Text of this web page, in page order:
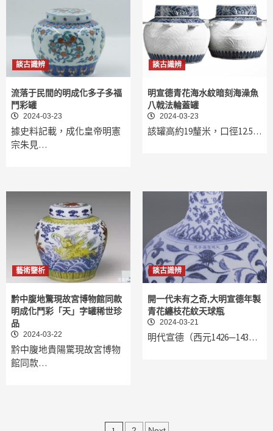
談古識辨
流落于民間的明成化多子多福
鬥彩罐
2024-03-23
據史料記載，成化皇帝明憲
宗朱見…
談古識辨
明宣德青花海水紋暗刻海澡魚
八戟法輪蓋罐
2024-03-23
該罐高約19釐米，口徑12.5…
藝術鑒析
黔中腹地驚現故宮博物館同款
明成化鬥彩「天」字罐稀世珍
品
2024-03-22
黔中腹地貴陽驚現故宮博物
館同款…
談古識辨
開一代未有之奇,大明宣德年製
青花纏枝花紋天球瓶
2024-03-21
明代宣德（西元1426—143…